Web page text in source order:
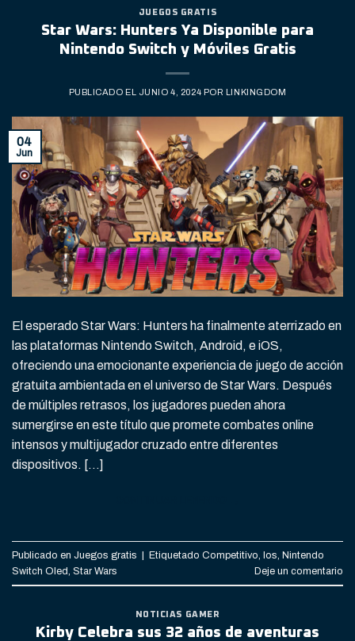
JUEGOS GRATIS
Star Wars: Hunters Ya Disponible para
Nintendo Switch y Móviles Gratis
PUBLICADO EL JUNIO 4, 2024 POR LINKINGDOM
04
Jun
El esperado Star Wars: Hunters ha finalmente aterrizado en
las plataformas Nintendo Switch, Android, e iOS,
ofreciendo una emocionante experiencia de juego de acción
gratuita ambientada en el universo de Star Wars. Después
de múltiples retrasos, los jugadores pueden ahora
sumergirse en este título que promete combates online
intensos y multijugador cruzado entre diferentes
dispositivos. […]
Publicado en Juegos gratis | Etiquetado Competitivo Ios Nintendo
Switch Oled Star Wars Deje un comentario
NOTICIAS GAMER
Kirby Celebra sus 32 años de aventuras